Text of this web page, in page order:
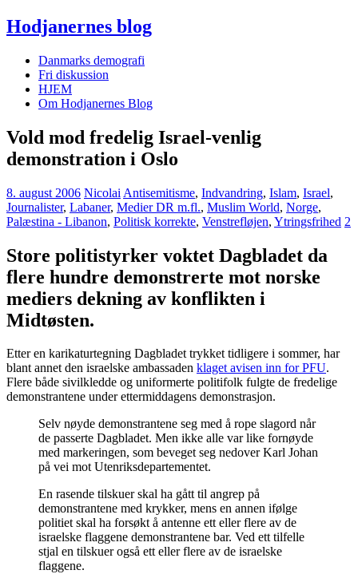
Hodjanernes blog
Danmarks demografi
Fri diskussion
HJEM
Om Hodjanernes Blog
Vold mod fredelig Israel-venlig
demonstration i Oslo
8. august 2006 Nicolai Antisemitisme, Indvandring, Islam, Israel,
Journalister, Labaner, Medier DR m.fl., Muslim World, Norge,
Palæstina - Libanon, Politisk korrekte, Venstrefløjen, Ytringsfrihed 2
Store politistyrker voktet Dagbladet da
flere hundre demonstrerte mot norske
mediers dekning av konflikten i
Midtøsten.
Etter en karikaturtegning Dagbladet trykket tidligere i sommer, har
blant annet den israelske ambassaden klaget avisen inn for PFU.
Flere både sivilkledde og uniformerte politifolk fulgte de fredelige
demonstrantene under ettermiddagens demonstrasjon.
Selv nøyde demonstrantene seg med å rope slagord når
de passerte Dagbladet. Men ikke alle var like fornøyde
med markeringen, som beveget seg nedover Karl Johan
på vei mot Utenriksdepartementet.
En rasende tilskuer skal ha gått til angrep på
demonstrantene med krykker, mens en annen ifølge
politiet skal ha forsøkt å antenne ett eller flere av de
israelske flaggene demonstrantene bar. Ved ett tilfelle
stjal en tilskuer også ett eller flere av de israelske
flaggene.